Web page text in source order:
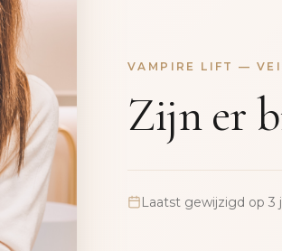
VAMPIRE LIFT —
Zijn er
Laatst gewijzigd op 3